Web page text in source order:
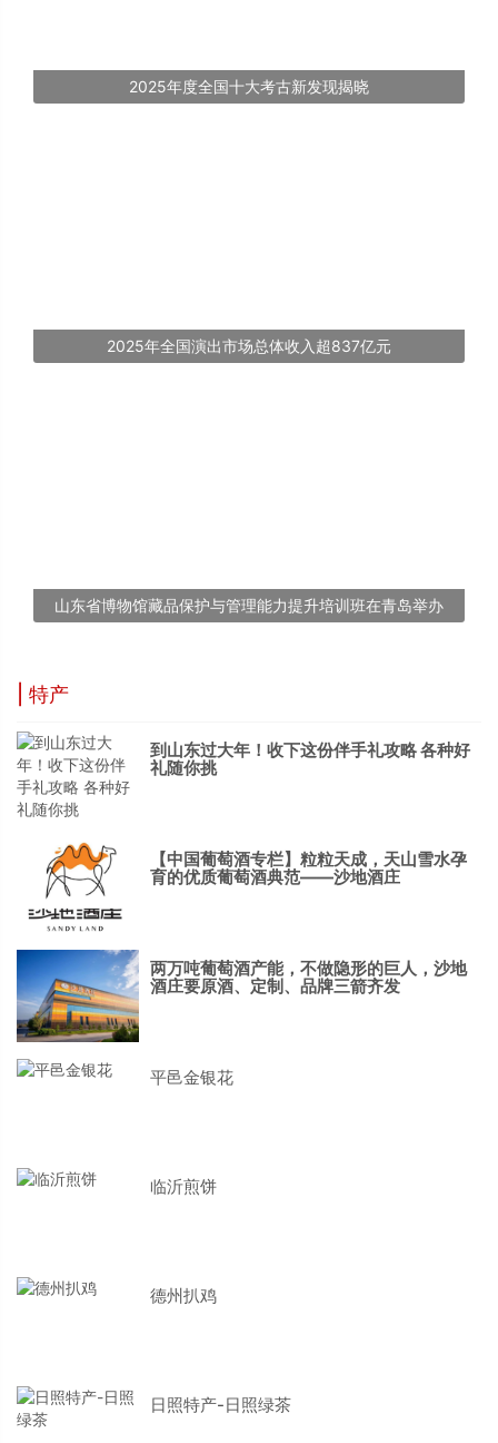
2025年度全国十大考古新发现揭晓
2025年全国演出市场总体收入超837亿元
山东省博物馆藏品保护与管理能力提升培训班在青岛举办
| 特产
到山东过大年！收下这份伴手礼攻略 各种好
礼随你挑
【中国葡萄酒专栏】粒粒天成，天山雪水孕
育的优质葡萄酒典范——沙地酒庄
两万吨葡萄酒产能，不做隐形的巨人，沙地
酒庄要原酒、定制、品牌三箭齐发
平邑金银花
临沂煎饼
德州扒鸡
日照特产-日照绿茶